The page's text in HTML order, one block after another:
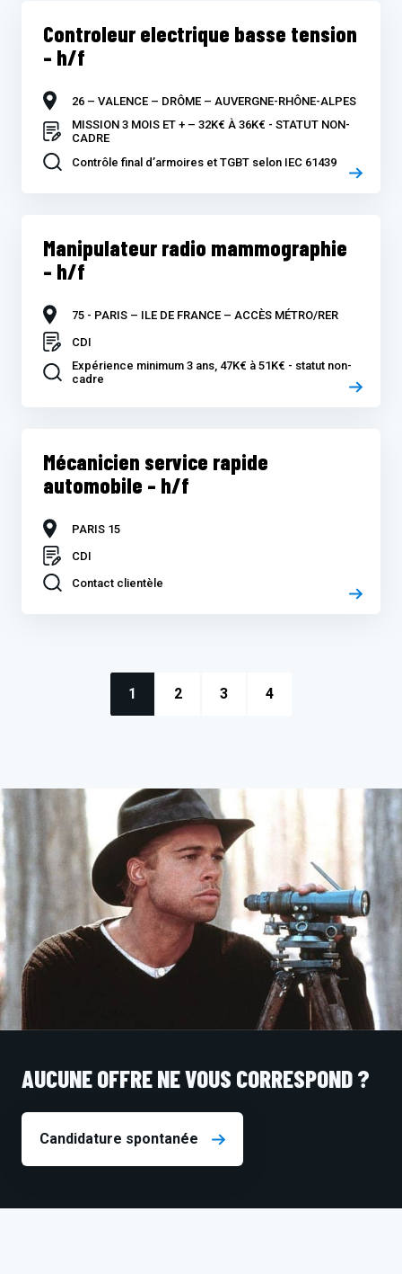
Controleur electrique basse tension
– h/f
26 – VALENCE – DRÔME – AUVERGNE-RHÔNE-ALPES
MISSION 3 MOIS ET + – 32K€ À 36K€ - STATUT NON-
CADRE
Contrôle final d’armoires et TGBT selon IEC 61439
Manipulateur radio mammographie
– h/f
75 - PARIS – ILE DE FRANCE – ACCÈS MÉTRO/RER
CDI
Expérience minimum 3 ans, 47K€ à 51K€ - statut non-
cadre
Mécanicien service rapide
automobile – h/f
PARIS 15
CDI
Contact clientèle
1 2 3 4
AUCUNE OFFRE NE VOUS CORRESPOND ?
Candidature spontanée